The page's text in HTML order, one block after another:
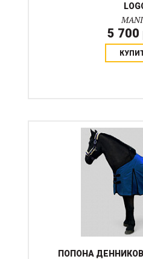
5 700
ПОПОНА